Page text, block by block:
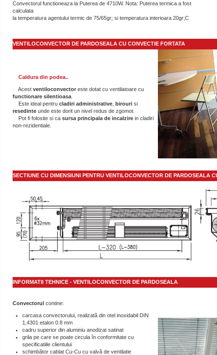
Convectorul functioneaza la Puterea de 4710W. Nota: Puterea termica a fost
calculata
la temperatura agentului termic de 75/65gr; si temperatura interioara 20gr;C
VENTILOCONVECTOR DE PARDOSEALA CU CONVECTIE FORTATA
Caldura din podea..
Acest ventiloconvector este dotat cu ventilatoare cu
functionare silentioasa
Este ideal pentru cladiri administrative birouri si
resedinte unde este dorit un nivel redus de zgomot.
Pot fi folosite si ca sursa principala de incalzire in cladiri
non-rezidentiale.
SECTIUNE CU DIMENSIUNI PENTRU VENTILOCONVECTOR DE PARDOSEALA
INFORMATII TEHNICE - VENTILOCONVECTOR DE PARDOSEALA
Convectorul contine:
carcasa convectorului, realizatã din otel inoxidabil DIN
1,4301 etalon 0.8 mm
cadru superior din aluminiu anodizat satinat
grila pe care se poate circula în conformitate cu
specificatiile clientului
schimbãtor cablat Cu-Cu cu valvã de ventilatie